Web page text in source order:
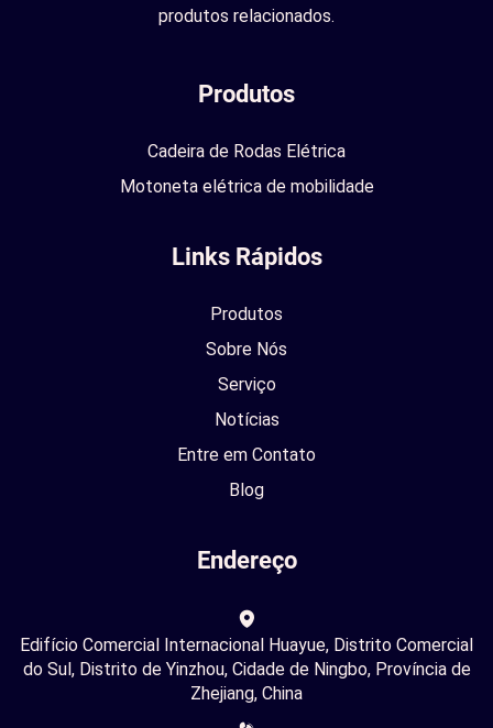
produtos relacionados.
Produtos
Cadeira de Rodas Elétrica
Motoneta elétrica de mobilidade
Links Rápidos
Produtos
Sobre Nós
Serviço
Notícias
Entre em Contato
Blog
Endereço
Edifício Comercial Internacional Huayue, Distrito Comercial
do Sul, Distrito de Yinzhou, Cidade de Ningbo, Província de
Zhejiang, China